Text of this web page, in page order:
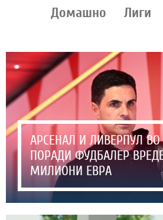
Домашно
Лиги
АРСЕНАЛ И ЛИВЕРПУЛ ВО
ПОРАДИ ФУДБАЛЕР
МИЛИОНИ ЕВРА